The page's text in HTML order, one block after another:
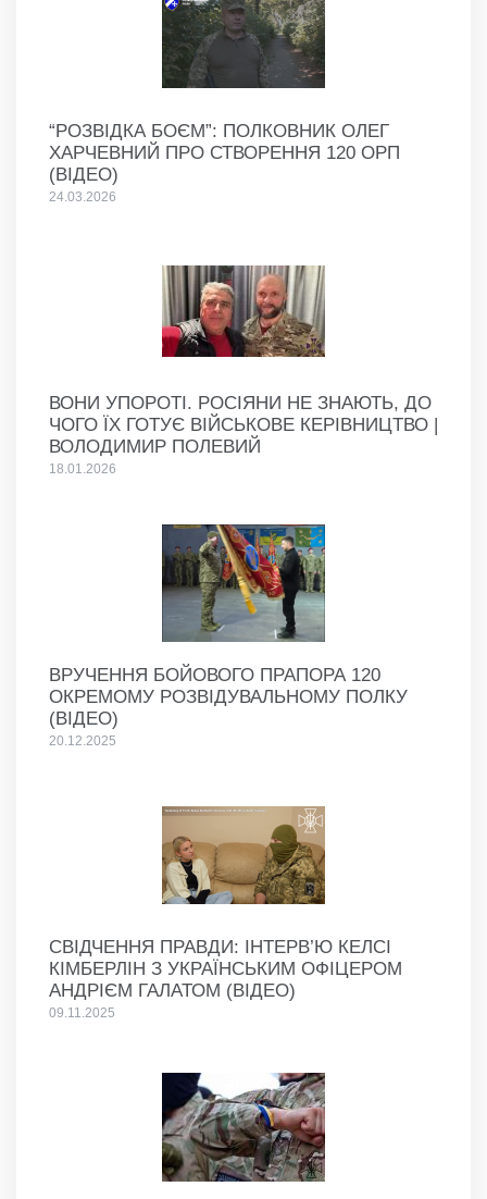
“РОЗВІДКА БОЄМ”: ПОЛКОВНИК ОЛЕГ
ХАРЧЕВНИЙ ПРО СТВОРЕННЯ 120 ОРП
(ВІДЕО)
24.03.2026
ВОНИ УПОРОТІ. РОСІЯНИ НЕ ЗНАЮТЬ, ДО
ЧОГО ЇХ ГОТУЄ ВІЙСЬКОВЕ КЕРІВНИЦТВО |
ВОЛОДИМИР ПОЛЕВИЙ
18.01.2026
ВРУЧЕННЯ БОЙОВОГО ПРАПОРА 120
ОКРЕМОМУ РОЗВІДУВАЛЬНОМУ ПОЛКУ
(ВІДЕО)
20.12.2025
СВІДЧЕННЯ ПРАВДИ: ІНТЕРВ’Ю КЕЛСІ
КІМБЕРЛІН З УКРАЇНСЬКИМ ОФІЦЕРОМ
АНДРІЄМ ГАЛАТОМ (ВІДЕО)
09.11.2025